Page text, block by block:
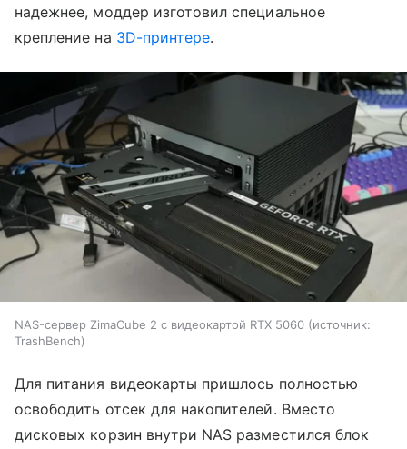
надежнее, моддер изготовил специальное
крепление на 3D-принтере.
NAS-сервер ZimaCube 2 с видеокартой RTX 5060
источник:
TrashBench
Для питания видеокарты пришлось полностью
освободить отсек для накопителей. Вместо
дисковых корзин внутри NAS разместился блок